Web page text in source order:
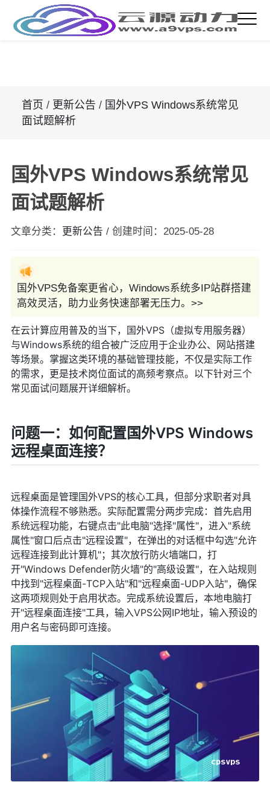
首页 / 更新公告 / 国外VPS Windows系统常见
面试题解析
国外VPS Windows系统常见
面试题解析
文章分类： 更新公告 / 创建时间： 2025-05-28
国外VPS免备案更省心，Windows系统多IP站群搭建
高效灵活，助力业务快速部署无压力。>>
在云计算应用普及的当下，国外VPS（虚拟专用服务器）
与Windows系统的组合被广泛应用于企业办公、网站搭建
等场景。掌握这类环境的基础管理技能，不仅是实际工作
的需求，更是技术岗位面试的高频考察点。以下针对三个
常见面试问题展开详细解析。
问题一：如何配置国外VPS Windows
远程桌面连接？
远程桌面是管理国外VPS的核心工具，但部分求职者对具
体操作流程不够熟悉。实际配置需分两步完成：首先启用
系统远程功能，右键点击"此电脑"选择"属性"，进入"系统
属性"窗口后点击"远程设置"，在弹出的对话框中勾选"允许
远程连接到此计算机"；其次放行防火墙端口，打
开"Windows Defender防火墙"的"高级设置"，在入站规则
中找到"远程桌面-TCP入站"和"远程桌面-UDP入站"，确保
这两项规则处于启用状态。完成系统设置后，本地电脑打
开"远程桌面连接"工具，输入VPS公网IP地址，输入预设的
用户名与密码即可连接。